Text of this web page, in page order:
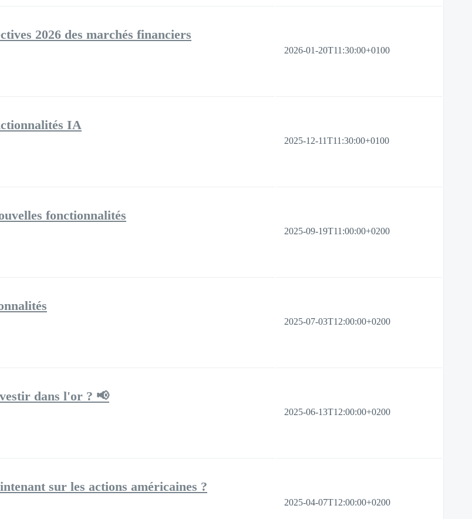
2026 des marchés financiers
2026-01-20T11:30:00+0100
IA
2025-12-11T11:30:00+0100
fonctionnalités
2025-09-19T11:00:00+0200
2025-07-03T12:00:00+0200
dans l'or ? 📢
2025-06-13T12:00:00+0200
sur les actions américaines ?
2025-04-07T12:00:00+0200